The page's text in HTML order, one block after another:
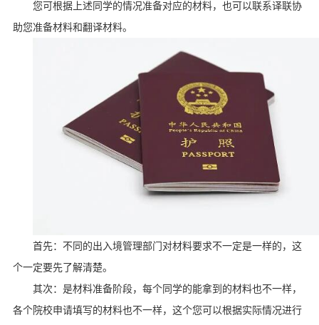
您可根据上述同学的情况准备对应的材料，也可以联系译联协
助您准备材料和翻译材料。
首先：不同的出入境管理部门对材料要求不一定是一样的，这
个一定要先了解清楚。
其次：是材料准备阶段，每个同学的能拿到的材料也不一样，
各个院校申请填写的材料也不一样，这个您可以根据实际情况进行